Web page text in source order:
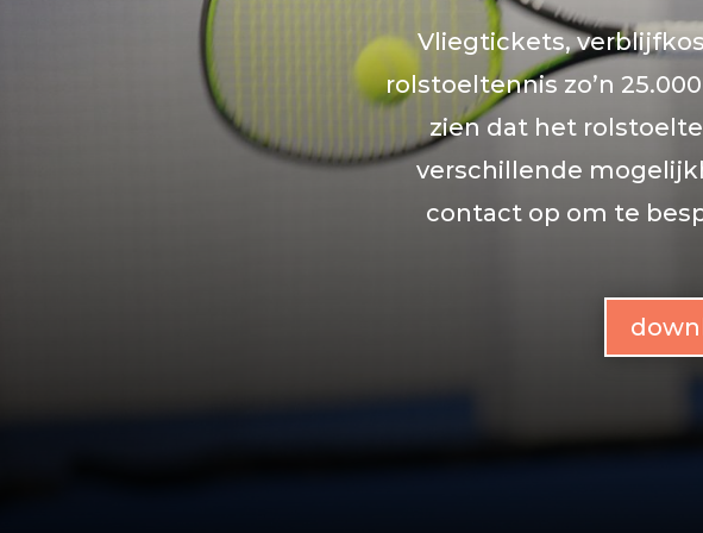
Vliegtickets,
rolstoeltennis zo’n
zien dat het
verschillende
contact op om te